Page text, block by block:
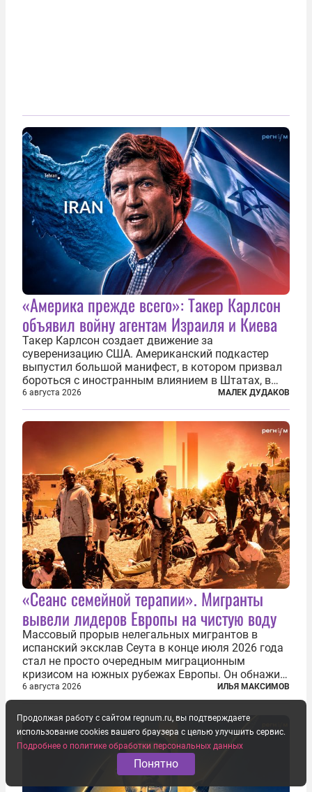
«Америка прежде всего»: Такер Карлсон
объявил войну агентам Израиля и Киева
Такер Карлсон создает движение за
суверенизацию США. Американский подкастер
выпустил большой манифест, в котором призвал
бороться с иностранным влиянием в Штатах, в
первую очередь имея в виду Израиль. А также
прекратить заморские войны, выплатить
репарации Ирану, остановить прием мигрантов...
6 августа 2026 МАЛЕК ДУДАКОВ
«Сеанс семейной терапии». Мигранты
вывели лидеров Европы на чистую воду
Массовый прорыв нелегальных мигрантов в
испанский эксклав Сеута в конце июля 2026 года
стал не просто очередным миграционным
кризисом на южных рубежах Европы. Он обнажил
фундаментальный раскол внутри Евросоюза,
продемонстрировав, что десятилетиями
выстраивавшаяся миграционная политика ЕС
зашла в...
6 августа 2026 ИЛЬЯ МАКСИМОВ
Продолжая работу с сайтом regnum.ru, вы подтверждаете
использование cookies вашего браузера с целью улучшить сервис.
Подробнее о политике обработки персональных данных
Понятно